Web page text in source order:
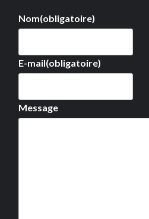
Nom(obligatoire)
E-mail(obligatoire)
Message